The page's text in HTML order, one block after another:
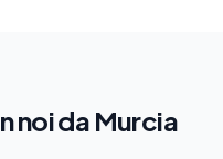
noi da Murcia